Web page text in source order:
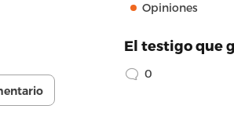
Opiniones
El testigo que
0